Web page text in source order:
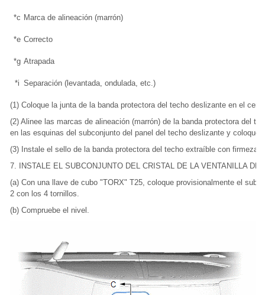
*c Marca de alineación (marrón)
*e Correcto
*g Atrapada
*i Separación (levantada, ondulada, etc.)
(1) Coloque la junta de la banda protectora del techo deslizante en el
(2) Alinee las marcas de alineación (marrón) de la banda protectora del
en las esquinas del subconjunto del panel del techo deslizante y coloque
(3) Instale el sello de la banda protectora del techo extraíble con firmeza.
7. INSTALE EL SUBCONJUNTO DEL CRISTAL DE LA VENTANILLA
(a) Con una llave de cubo "TORX" T25, coloque provisionalmente el
2 con los 4 tornillos.
(b) Compruebe el nivel.